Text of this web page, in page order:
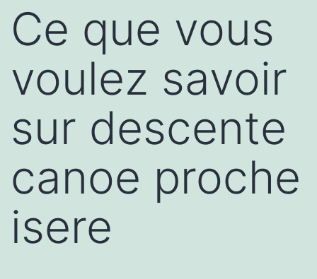
Ce que vous
voulez savoir
sur descente
canoe proche
isere